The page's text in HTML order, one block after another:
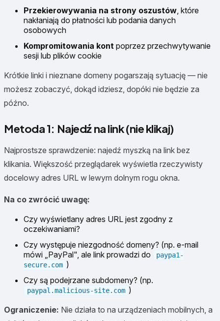
Przekierowywania na strony oszustów, które
nakłaniają do płatności lub podania danych
osobowych
Kompromitowania kont poprzez przechwytywanie
sesji lub plików cookie
Krótkie linki i nieznane domeny pogarszają sytuację — nie
możesz zobaczyć, dokąd idziesz, dopóki nie będzie za
późno.
Metoda 1: Najedź na link (nie klikaj)
Najprostsze sprawdzenie: najedź myszką na link bez
klikania. Większość przeglądarek wyświetla rzeczywisty
docelowy adres URL w lewym dolnym rogu okna.
Na co zwrócić uwagę:
Czy wyświetlany adres URL jest zgodny z
oczekiwaniami?
Czy występuje niezgodność domeny? (np. e-mail
mówi „PayPal", ale link prowadzi do
paypa1-
secure.com )
Czy są podejrzane subdomeny? (np.
paypal.malicious-site.com )
Ograniczenie: Nie działa to na urządzeniach mobilnych, a